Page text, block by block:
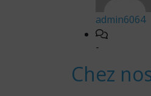
admin6064
-
Chez